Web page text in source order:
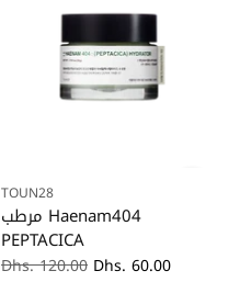
TOUN28
مرطب Haenam404
PEPTACICA
السعر
Dhs. 120.00 Dhs. 60.00